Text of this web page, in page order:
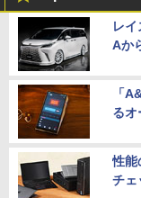
レ
Aか
「
るオ
性能
チェ